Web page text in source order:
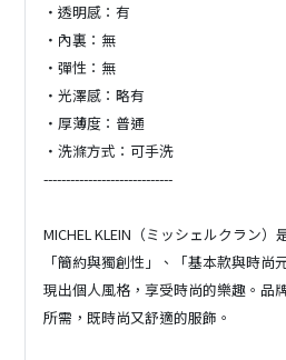
・透明感：有
・內裏：無
・彈性：無
・光澤感：略有
・厚薄度：普通
・洗滌方式：可手洗
-----------------------------
MICHEL KLEIN（ミッシェルクラン
「簡約與獨創性」、「基本款與時
現出個人風格，享受時尚的樂趣。品
所需，既時尚又舒適的服飾。